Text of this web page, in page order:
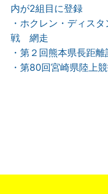
内が2組目に登録
・ホクレン・ディス
戦 網走
・第２回熊本県長距
・第80回宮崎県陸上